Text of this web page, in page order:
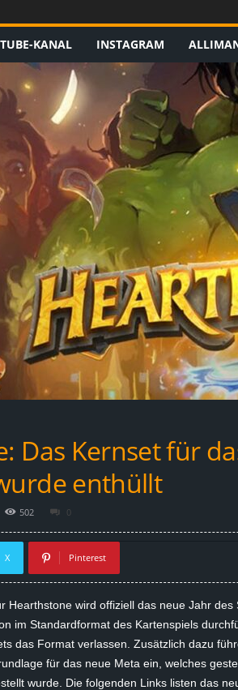
KANAL INSTAGRAM
Das Kernset für
enthüllt
502 0
X Pinterest
Hearthstone wird offiziell das neue Jahr des
im Standardformat des Kartenspiels
das Format verlassen. Zusätzlich dazu
für das neue Meta ein, welches
wurde. Die folgenden Links listen das